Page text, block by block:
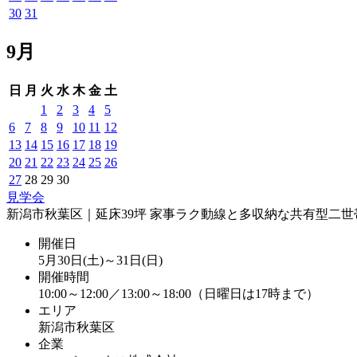
30 31
9月
日 月 火 水 木 金 土
1
2 3 4
5
6
7 8 9 10 11 12
13 14 15 16 17 18 19
20 21 22 23 24 25 26
27 28 29 30
見学会
新潟市秋葉区｜延床39坪 家事ラク動線と多収納な共有型二世
開催日
5月30日(土)～31日(日)
開催時間
10:00～12:00／13:00～18:00（日曜日は17時まで）
エリア
新潟市秋葉区
企業